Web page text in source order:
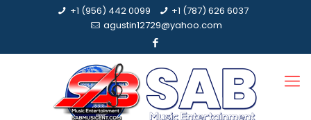
+1 (956) 442 0099
+1 (787) 626 6037
agustin12729@yahoo.com